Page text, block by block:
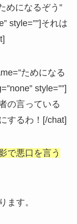
めになるぞう”
style=””]それは
ためになる
style=””]
の言っている
するわ！[/chat]
で悪口を言う
ます。